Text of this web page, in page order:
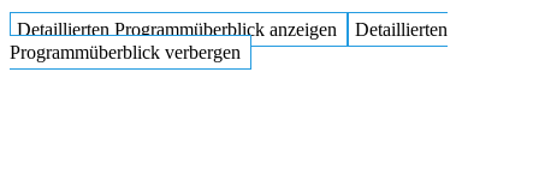
Detaillierten Programmüberblick anzeigen
Detaillierten
Programmüberblick verbergen